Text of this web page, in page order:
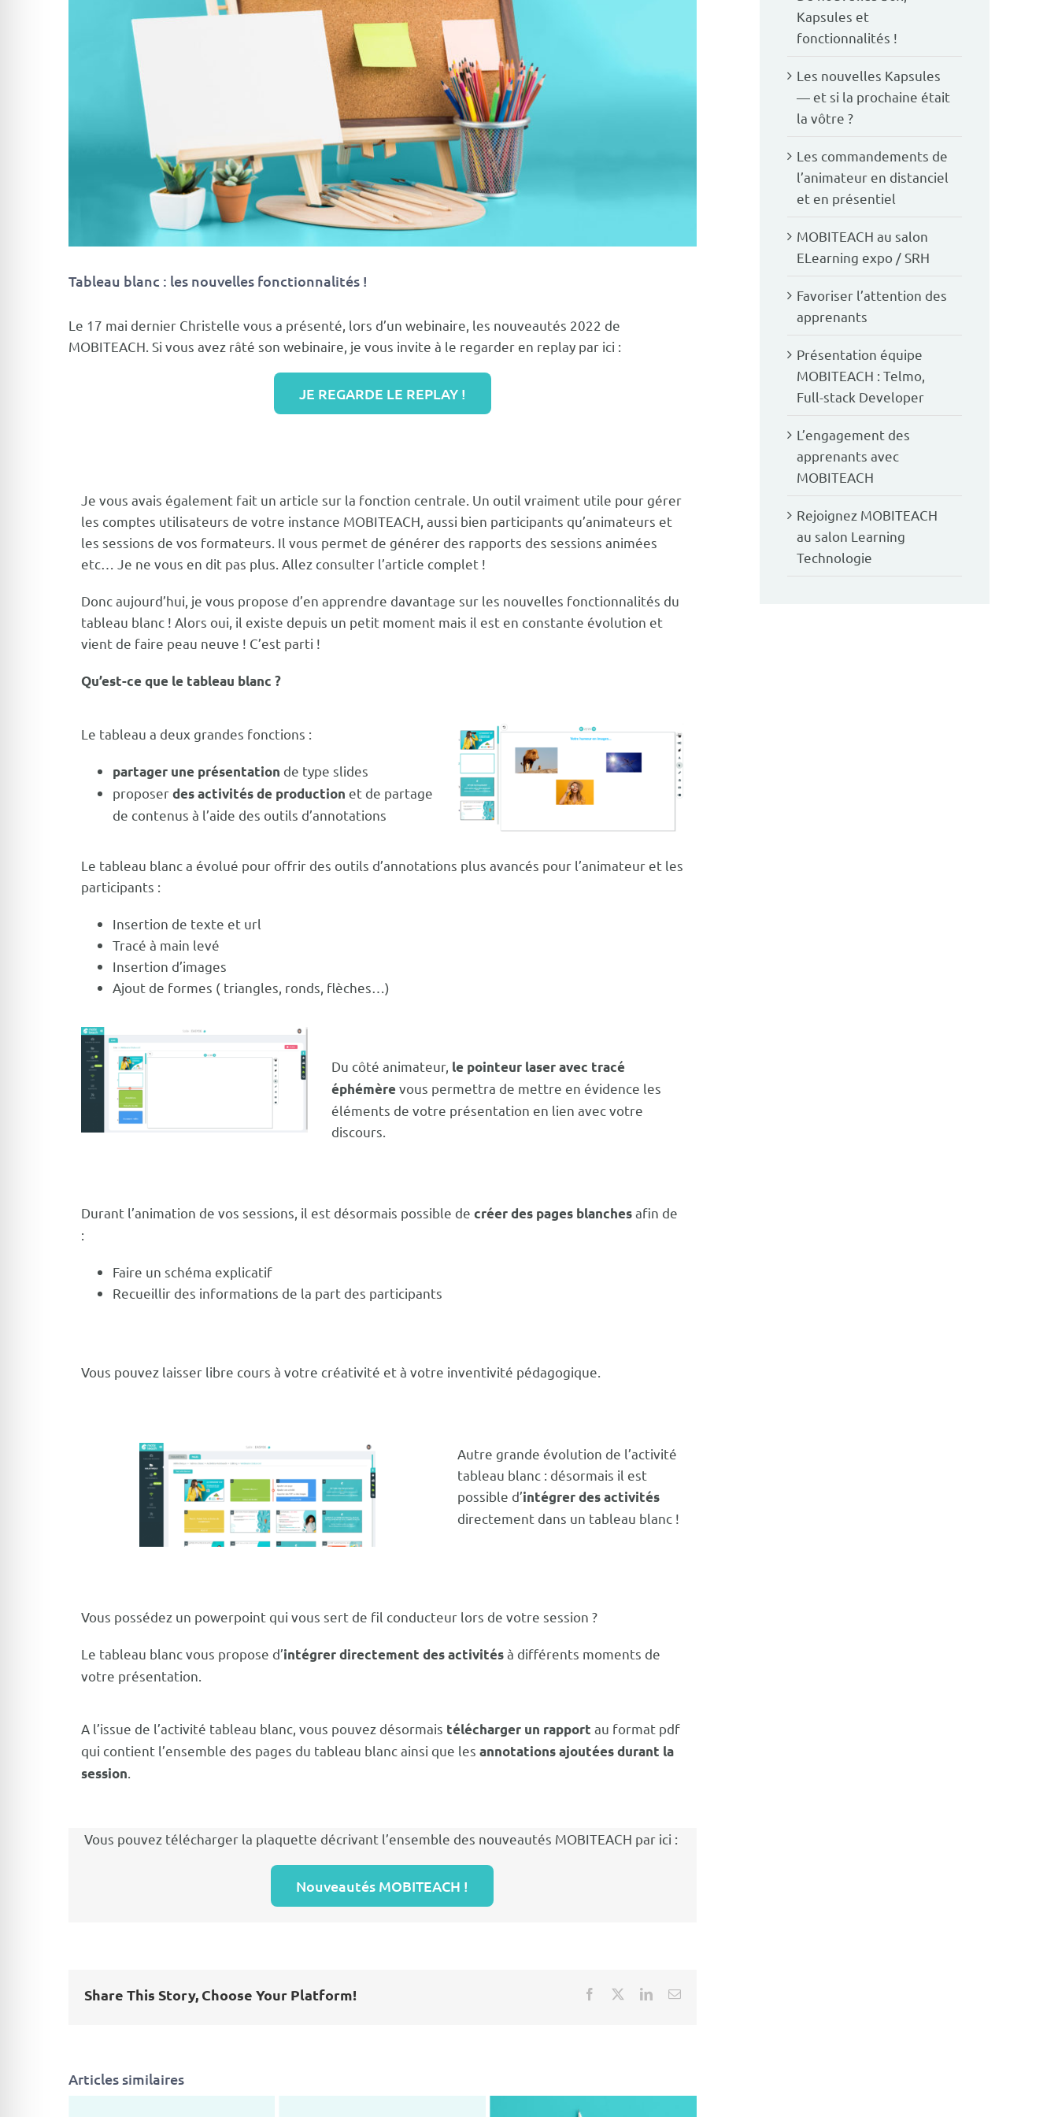
Tableau blanc : les nouvelles fonctionnalités !
Le 17 mai dernier Christelle vous a présenté, lors d’un webinaire, les nouveautés 2022 de
MOBITEACH. Si vous avez râté son webinaire, je vous invite à le regarder en replay par ici :
JE REGARDE LE REPLAY !
Je vous avais également fait un article sur la fonction centrale. Un outil vraiment utile pour gérer
les comptes utilisateurs de votre instance MOBITEACH, aussi bien participants qu’animateurs et
les sessions de vos formateurs. Il vous permet de générer des rapports des sessions animées
etc… Je ne vous en dit pas plus. Allez consulter l’article complet!
Donc aujourd’hui, je vous propose d’en apprendre davantage sur les nouvelles fonctionnalités du
tableau blanc ! Alors oui, il existe depuis un petit moment mais il est en constante évolution et
vient de faire peau neuve ! C’est parti !
Qu’est-ce que le tableau blanc ?
Le tableau a deux grandes fonctions :
partager une présentation de type slides
proposerdes activités de production et de partage
de contenus à l’aide des outils d’annotations
Le tableau blanc a évolué pour offrir des outils d’annotations plus avancés pour l’animateur et les
participants :
Insertion de texte et url
Tracé à main levé
Insertion d’images
Ajout de formes ( triangles, ronds, flèches…)
Du côté animateur, le pointeur laser avec tracé
éphémèrevous permettra de mettre en évidence les
éléments de votre présentation en lien avec votre
discours.
Durant l’animation de vos sessions, il est désormais possible de créer des pages blanchesafin de
:
Faire un schéma explicatif
Recueillir des informations de la part des participants
Vous pouvez laisser libre cours à votre créativité et à votre inventivité pédagogique.
Autre grande évolution de l’activité
tableau blanc : désormais il est
possible d’intégrer des activités
directement dans un tableau blanc !
Vous possédez un powerpoint qui vous sert de fil conducteur lors de votre session ?
Le tableau blanc vous propose d’intégrer directement des activitésà différents moments de
votre présentation.
A l’issue de l’activité tableau blanc, vous pouvez désormais télécharger un rapport au format pdf
qui contient l’ensemble des pages du tableau blanc ainsi que les annotations ajoutées durant la
session.
Vous pouvez télécharger la plaquette décrivant l’ensemble des nouveautés MOBITEACH par ici :
Nouveautés MOBITEACH !
Share This Story, Choose Your Platform! Facebook LinkedInEmail
Articles similaires
Kapsules et
fonctionnalités !
Les nouvelles Kapsules
— et si la prochaine était
la vôtre ?
Les commandements de
l’animateur en distanciel
et en présentiel
MOBITEACH au salon
ELearning expo / SRH
Favoriser l’attention des
apprenants
Présentation équipe
MOBITEACH : Telmo,
Full-stack Developer
L’engagement des
apprenants avec
MOBITEACH
Rejoignez MOBITEACH
au salon Learning
Technologie